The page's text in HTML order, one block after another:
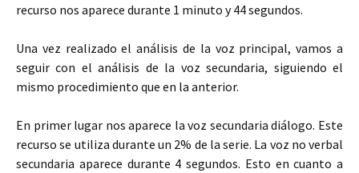
recurso nos aparece durante 1 minuto y 44 segundos.
Una vez realizado el análisis de la voz principal, vamos a
seguir con el análisis de la voz secundaria, siguiendo el
mismo procedimiento que en la anterior.
En primer lugar nos aparece la voz secundaria diálogo. Este
recurso se utiliza durante un 2% de la serie. La voz no verbal
secundaria aparece durante 4 segundos. Esto en cuanto a